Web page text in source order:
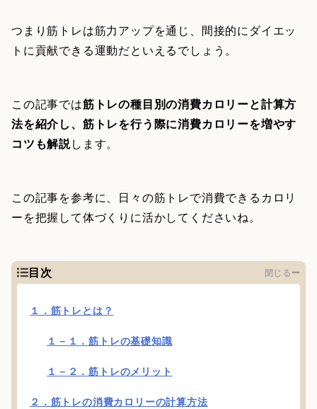
つまり筋トレは筋力アップを通じ、間接的にダイエッ
トに貢献できる運動だといえるでしょう。
この記事では筋トレの種目別の消費カロリーと計算方
法を紹介し、筋トレを行う際に消費カロリーを増やす
コツも解説します。
この記事を参考に、日々の筋トレで消費できるカロリ
ーを把握して体づくりに活かしてくださいね。
目次 閉じる
１．筋トレとは？
１－１．筋トレの基礎知識
１－２．筋トレのメリット
２．筋トレの消費カロリーの計算方法